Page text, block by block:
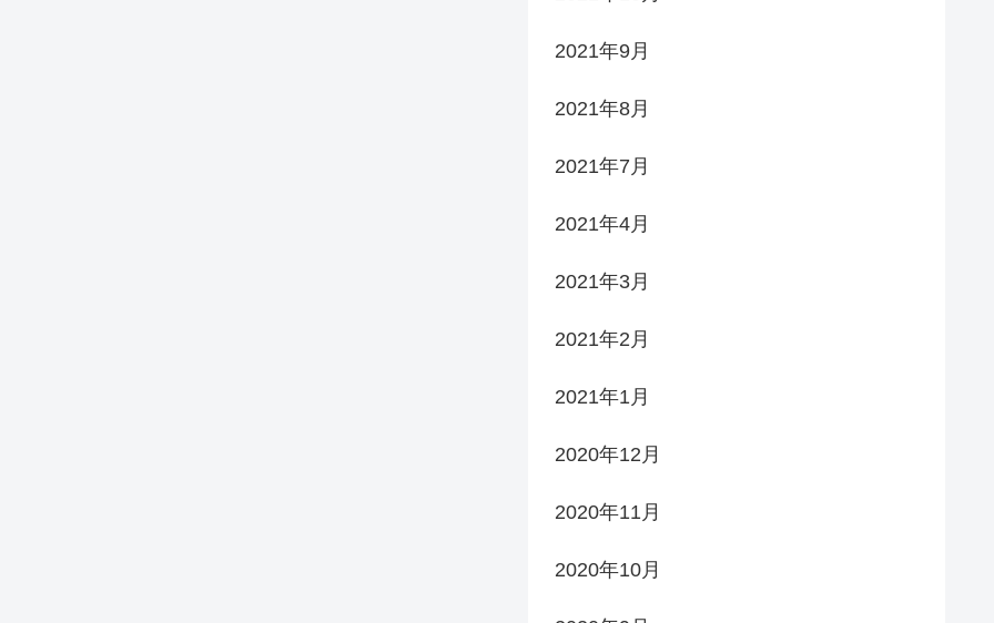
2021年9月
2021年8月
2021年7月
2021年4月
2021年3月
2021年2月
2021年1月
2020年12月
2020年11月
2020年10月